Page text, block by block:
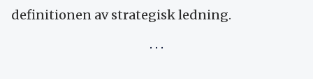
definitionen av strategisk ledning.